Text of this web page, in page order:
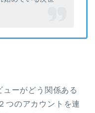
ーがどう関係ある
つのアカウントを連